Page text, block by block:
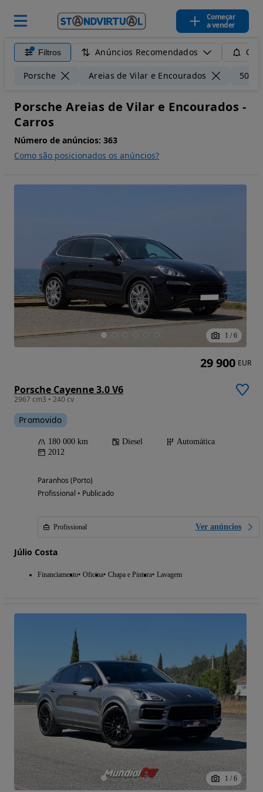
Começar
a vender
Filtros Anúncios Recomendados
Porsche Areias de Vilar e Encourados 50 km
Porsche Areias de Vilar e Encourados -
Carros
Número de anúncios: 363
Como são posicionados os anúncios?
1 / 6
Porsche Cayenne 3.0 V6
2967 cm3 • 240 cv
Promovido
180 000 km Diesel
Automática
2012
Paranhos (Porto)
Profissional • Publicado
Profissional Ver anúncios
Júlio Costa
Financiamento Oficina Chapa e Pintura Lavagem
29 900 EUR
1 / 6